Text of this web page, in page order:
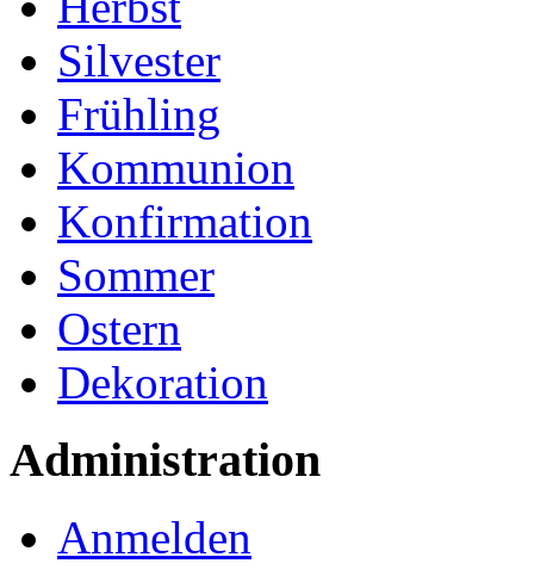
Silvester
Frühling
Kommunion
Konfirmation
Sommer
Ostern
Dekoration
Administration
Anmelden